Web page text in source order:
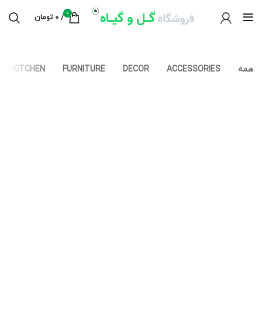
0
/
0 تومان
همه ACCESSORIES
DECOR
FURNITURE
KITCHEN